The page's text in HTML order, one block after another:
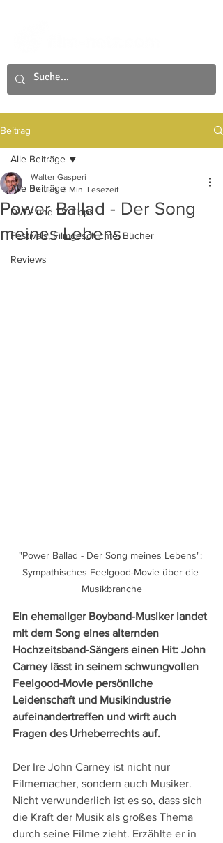
Beitrag
Alle Beiträge
DVD- und TV-Tipps
Festivals, Filmgeschichte, Bücher
Reviews
Alle Beiträge
Power Ballad - Der Song
meines Lebens
Walter Gasperi
27. Juni 3 Min. Lesezeit
"Power Ballad - Der Song meines Lebens":
Sympathisches Feelgood-Movie über die
Musikbranche
Ein ehemaliger Boyband-Musiker landet
mit dem Song eines alternden
Hochzeitsband-Sängers einen Hit: John
Carney lässt in seinem schwungvollen
Feelgood-Movie persönliche
Leidenschaft und Musikindustrie
aufeinandertreffen und wirft auch
Fragen des Urheberrechts auf.
Der Ire John Carney ist nicht nur
Filmemacher, sondern auch Musiker.
Nicht verwunderlich ist es so, dass sich
die Kraft der Musik als großes Thema
durch seine Filme zieht. Erzählte er in